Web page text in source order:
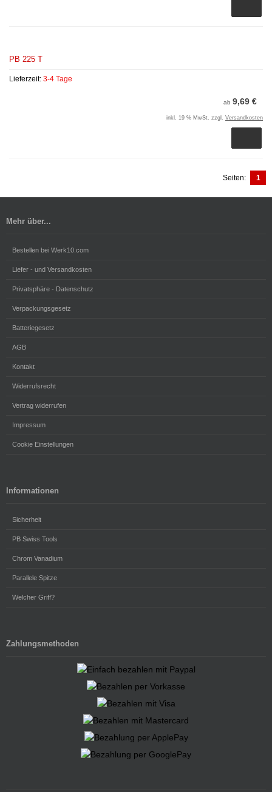
PB 225 T
Lieferzeit: 3-4 Tage
ab 9,69 €
inkl. 19 % MwSt. zzgl. Versandkosten
Seiten: 1
Mehr über...
Bestellen bei Werk10.com
Liefer - und Versandkosten
Privatsphäre - Datenschutz
Verpackungsgesetz
Batteriegesetz
AGB
Kontakt
Widerrufsrecht
Vertrag widerrufen
Impressum
Cookie Einstellungen
Informationen
Sicherheit
PB Swiss Tools
Chrom Vanadium
Parallele Spitze
Welcher Griff?
Zahlungsmethoden